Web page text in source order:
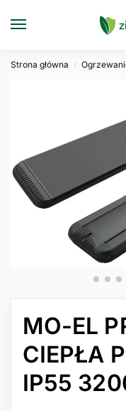
Strona główna /
MO-EL
CIEPŁA
IP55